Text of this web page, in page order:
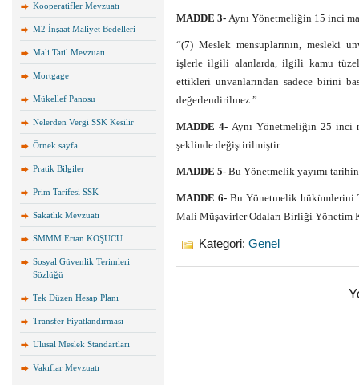
Kooperatifler Mevzuatı
M2 İnşaat Maliyet Bedelleri
Mali Tatil Mevzuatı
Mortgage
Mükellef Panosu
Nelerden Vergi SSK Kesilir
Örnek sayfa
Pratik Bilgiler
Prim Tarifesi SSK
Sakatlık Mevzuatı
SMMM Ertan KOŞUCU
Sosyal Güvenlik Terimleri
Sözlüğü
Tek Düzen Hesap Planı
Transfer Fiyatlandırması
Ulusal Meslek Standartları
Vakıflar Mevzuatı
MADDE 3- Aynı Yönetmeliğin 15 inci
“(7) Meslek mensuplarının, mesleki
işlerle ilgili alanlarda, ilgili kamu
ettikleri unvanlarından sadece birini
değerlendirilmez.”
MADDE 4- Aynı Yönetmeliğin 25 inci
şeklinde değiştirilmiştir.
MADDE 5- Bu Yönetmelik yayımı
MADDE 6- Bu Yönetmelik hükümlerini
Mali Müşavirler Odaları Birliği Yönetim
Kategori: Genel